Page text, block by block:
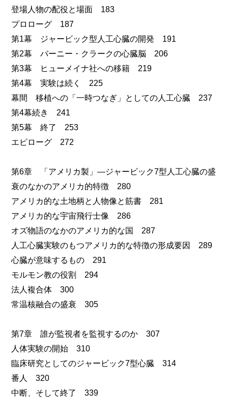
登場人物の配役と場面 183
プロローグ 187
第1幕 ジャービック型人工心臓の開発 191
第2幕 バーニー・クラークの心臓脳 206
第3幕 ヒューメイナ社への移籍 219
第4幕 実験は続く 225
幕間 移植への「一時つなぎ」としての人工心臓 237
第4幕続き 241
第5幕 終了 253
エピローグ 272
第6章 「アメリカ製」―ジャービック7型人工心臓の盛
衰のなかのアメリカ的特徴 280
アメリカ的な土地柄と人物像と筋書 281
アメリカ的な宇宙飛行士像 286
オズ物語のなかのアメリカ的な国 287
人工心臓実験のもつアメリカ的な特徴の形成要因 289
心臓が意味するもの 291
モルモン教の役割 294
法人複合体 300
常温核融合の盛衰 305
第7章 誰が監視者を監視するのか 307
人体実験の開始 310
臨床研究としてのジャービック7型心臓 314
番人 320
中断、そして終了 339